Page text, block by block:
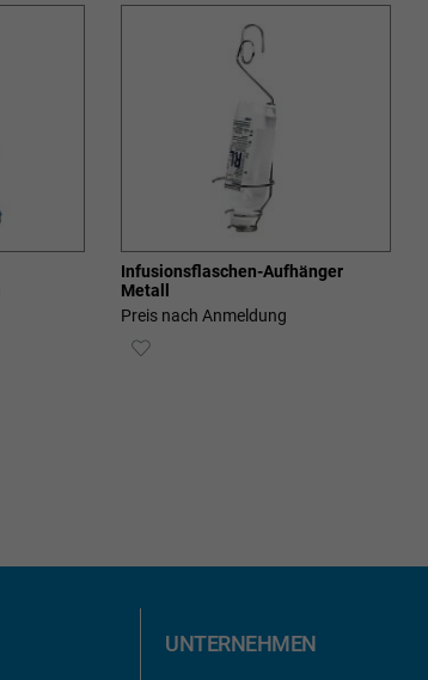
Infusionsflaschen-Aufhänger
Metall
Preis nach Anmeldung
UNTERNEHMEN